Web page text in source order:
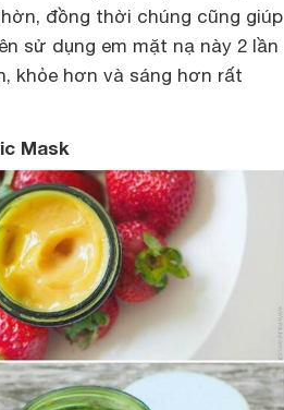
đồng thời chúng cũng giúp
sử dụng em mặt nạ này 2 lần
khỏe hơn và sáng hơn rất
Mask